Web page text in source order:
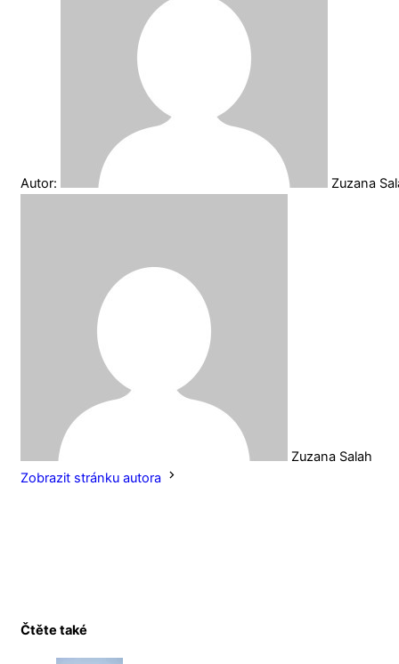
Autor: Zuzana
Zuzana Salah
Zobrazit stránku autora
Čtěte také